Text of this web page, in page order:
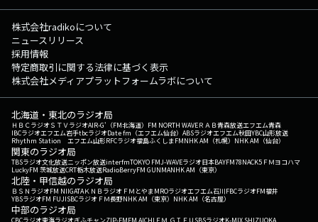
株式会社radikoについて
ニュースリリース
採用情報
特定商取引に関する法律に基づく表示
株式会社メディアプラットフォームラボについて
北海道・東北のラジオ局
ＨＢＣラジオＳＴＶラジオAIR-G'（FM北海道） FM NORTH WAVEＲＡＢ青森放送エフエム青森
IBCラジオエフエム岩手tbcラジオDate fm（エフエム仙台） ABSラジオエフエム秋田YBC山形放送
Rhythm Station エフエム山形RFCラジオ福島ふくしまFMNHK AM（札幌） NHK AM（仙台）
関東のラジオ局
TBSラジオ文化放送ニッポン放送interfmTOKYO FMJ-WAVEラジオ日本BAYFM78NACK5 ＦＭヨコハマ
LuckyFM 茨城放送CRT栃木放送RadioBerryFM GUNMANHK AM（東京）
北陸・甲信越のラジオ局
ＢＳＮラジオFM NIIGATAＫＮＢラジオ ＦＭとやまMROラジオエフエム石川FBCラジオFM福井
YBSラジオFM FUJISBCラジオ ＦＭ長野NHK AM（東京） NHK AM（名古屋）
中部のラジオ局
CBCラジオ東海ラジオぎふチャンZIP-FMFM AICHI ＦＭ ＧＩＦＵ SBSラジオK-MIX SHIZUOKA